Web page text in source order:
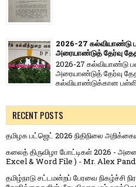
2026-27 கல்வியாண்டு
அரையாண்டுத் தேர்வு
2026-27 கல்வியாண்டு
அரையாண்டுத் தேர்வு
கல்வியாண்டுக்கான
RECENT POSTS
தமிழக பட்ஜெட் 2026 நிதிநிலை
கலைத் திருவிழா போட்டிகள் 2026 -
Excel & Word File ) - Mr. Alex
தமிழ்நாடு சட்டமன்றப் பேரவை நிகழ்ச்சி